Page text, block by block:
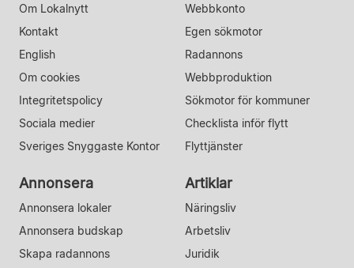
Om Lokalnytt
Kontakt
English
Om cookies
Integritetspolicy
Sociala medier
Sveriges Snyggaste Kontor
Webbkonto
Egen sökmotor
Radannons
Webbproduktion
Sökmotor för kommuner
Checklista inför flytt
Flyttjänster
Annonsera
Annonsera lokaler
Annonsera budskap
Skapa radannons
Artiklar
Näringsliv
Arbetsliv
Juridik